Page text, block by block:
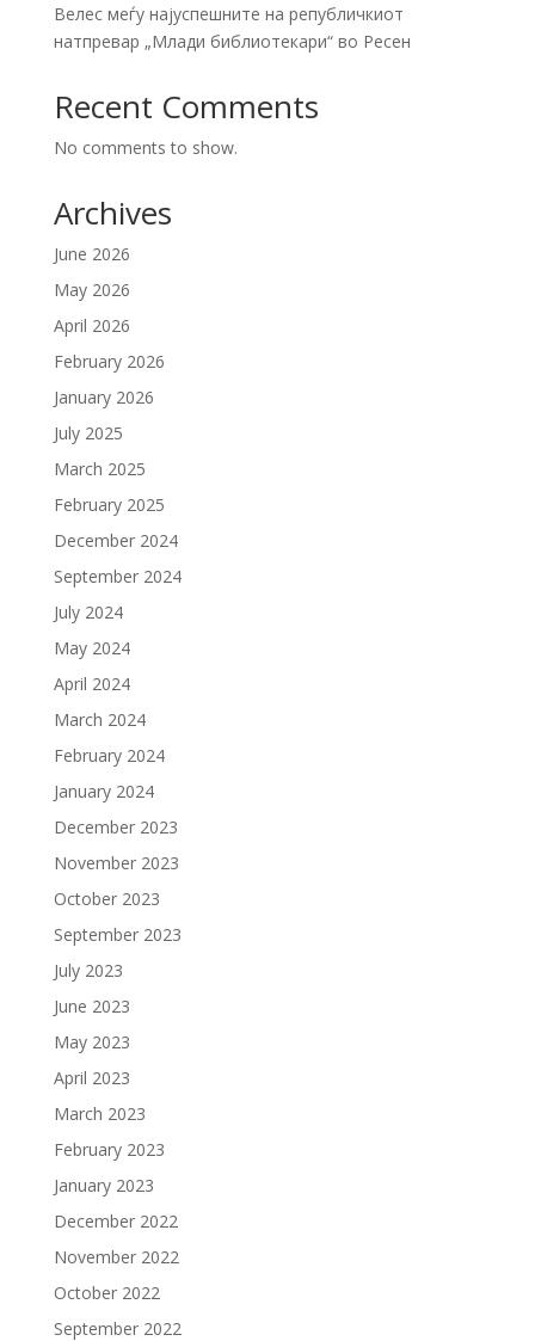
Велес меѓу најуспешните на републичкиот
натпревар „Млади библиотекари“ во Ресен
Recent Comments
No comments to show.
Archives
June 2026
May 2026
April 2026
February 2026
January 2026
July 2025
March 2025
February 2025
December 2024
September 2024
July 2024
May 2024
April 2024
March 2024
February 2024
January 2024
December 2023
November 2023
October 2023
September 2023
July 2023
June 2023
May 2023
April 2023
March 2023
February 2023
January 2023
December 2022
November 2022
October 2022
September 2022